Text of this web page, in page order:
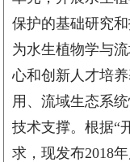
保护的基础研究
为水生植物学与
心和创新人才培
用、流域生态系
技术支撑。根据“
求，现发布2018